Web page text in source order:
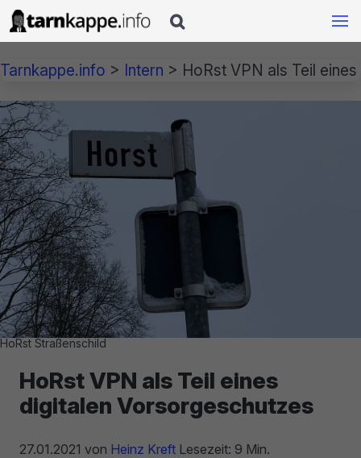

Tarnkappe.info > Intern > HoRst VPN als Teil
HoRst Straßenschild
HoRst VPN als Teil eines
digitalen Vorsorgeschutzes
27.01.2021 von Heinz Kreft Lesezeit: 9 Min.